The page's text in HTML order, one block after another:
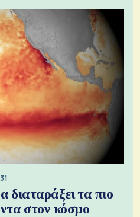
διαταράξει τα πιο
στον κόσμο